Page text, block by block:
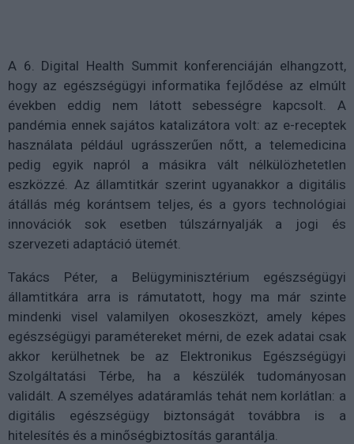
A 6. Digital Health Summit konferenciáján elhangzott,
hogy az egészségügyi informatika fejlődése az elmúlt
években eddig nem látott sebességre kapcsolt. A
pandémia ennek sajátos katalizátora volt: az e-receptek
használata például ugrásszerűen nőtt, a telemedicina
pedig egyik napról a másikra vált nélkülözhetetlen
eszközzé. Az államtitkár szerint ugyanakkor a digitális
átállás még korántsem teljes, és a gyors technológiai
innovációk sok esetben túlszárnyalják a jogi és
szervezeti adaptáció ütemét.
Takács Péter, a Belügyminisztérium egészségügyi
államtitkára arra is rámutatott, hogy ma már szinte
mindenki visel valamilyen okoseszközt, amely képes
egészségügyi paramétereket mérni, de ezek adatai csak
akkor kerülhetnek be az Elektronikus Egészségügyi
Szolgáltatási Térbe, ha a készülék tudományosan
validált. A személyes adatáramlás tehát nem korlátlan: a
digitális egészségügy biztonságát továbbra is a
hitelesítés és a minőségbiztosítás garantálja.